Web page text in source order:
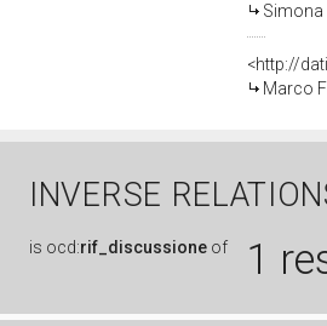
Simona
<http://
Marco
INVERSE
is ocd:rif_discussione of 1